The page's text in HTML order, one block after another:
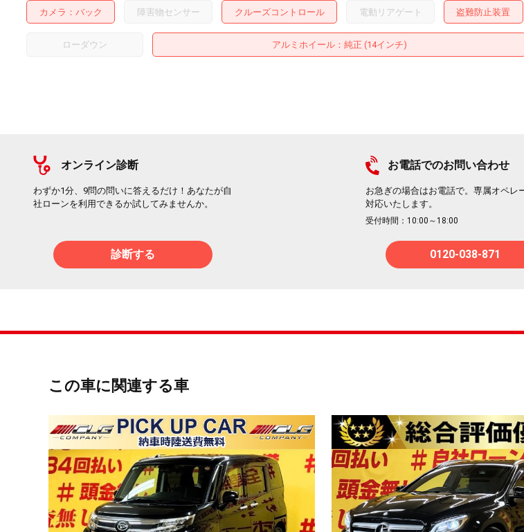
カメラ バック 障害物センサー クルーズコントロール 電動リアゲート 盗難防止装置
ローダウン アルミホイール：純正 (14インチ)
オンライン診断
わずか1分、9問の問いに答えるだけ！あなたが自
社ローンを利用できるか試してみませんか。
診断する
お電話でのお問い合わせ
お急ぎの場合はお電話で。専属オペレ
対応いたします。
受付時間：10:00～18:00
0120-038-871
この車に関連する車